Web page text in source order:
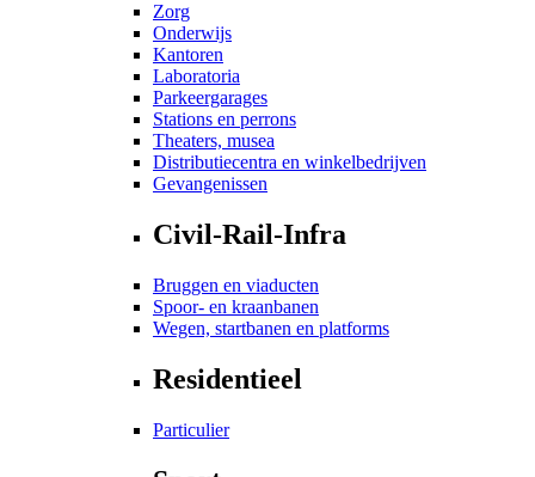
Zorg
Onderwijs
Kantoren
Laboratoria
Parkeergarages
Stations en perrons
Theaters, musea
Distributiecentra en winkelbedrijven
Gevangenissen
Civil-Rail-Infra
Bruggen en viaducten
Spoor- en kraanbanen
Wegen, startbanen en platforms
Residentieel
Particulier